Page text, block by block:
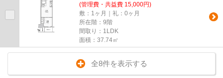
(管理費・共益費 15,000円)
敷：1ヶ月｜礼：0ヶ月
所在階：9階
間取り：1LDK
面積：37.74㎡
全8件を表示する